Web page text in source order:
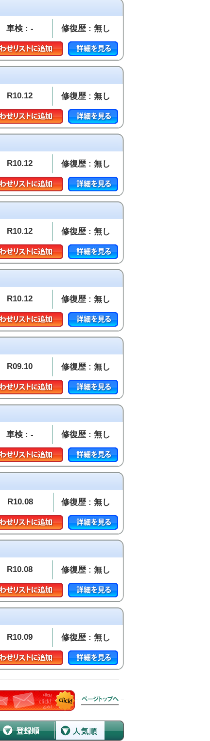
車検 : - 修復歴 : 無し
R10.12 修復歴 : 無し
R10.12 修復歴 : 無し
R10.12 修復歴 : 無し
R10.12 修復歴 : 無し
R09.10 修復歴 : 無し
車検 : - 修復歴 : 無し
R10.08 修復歴 : 無し
R10.08 修復歴 : 無し
R10.09 修復歴 : 無し